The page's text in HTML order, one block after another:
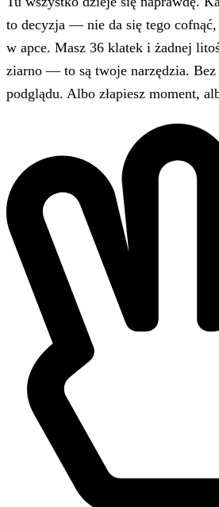
to decyzja — nie da się tego
w apce. Masz 36 klatek i żadnej
ziarno — to są twoje narzędzia.
podglądu. Albo złapiesz moment,